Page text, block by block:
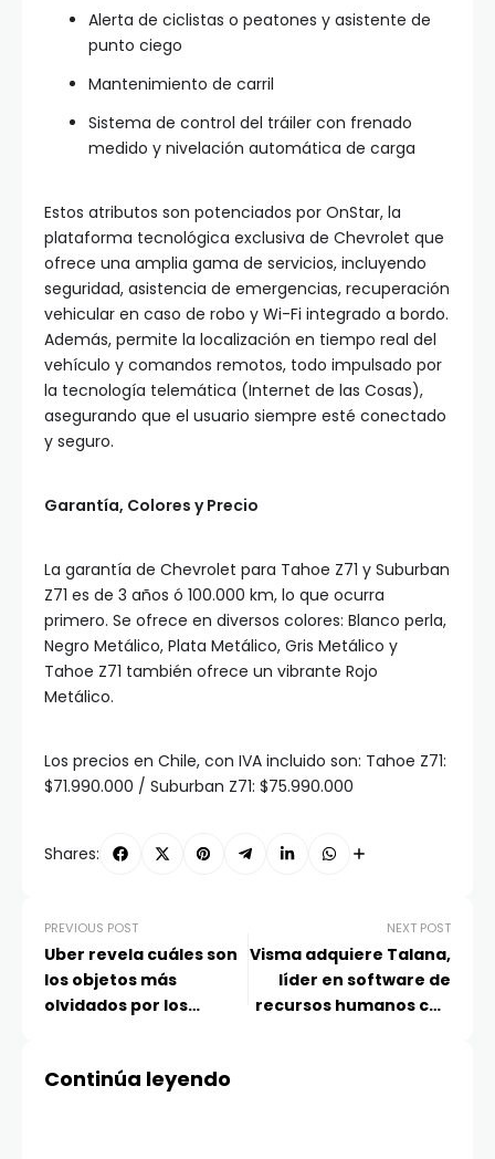
Alerta de ciclistas o peatones y asistente de
punto ciego
Mantenimiento de carril
Sistema de control del tráiler con frenado
medido y nivelación automática de carga
Estos atributos son potenciados por OnStar, la
plataforma tecnológica exclusiva de Chevrolet que
ofrece una amplia gama de servicios, incluyendo
seguridad, asistencia de emergencias, recuperación
vehicular en caso de robo y Wi-Fi integrado a bordo.
Además, permite la localización en tiempo real del
vehículo y comandos remotos, todo impulsado por
la tecnología telemática (Internet de las Cosas),
asegurando que el usuario siempre esté conectado
y seguro.
Garantía, Colores y Precio
La garantía de Chevrolet para Tahoe Z71 y Suburban
Z71 es de 3 años ó 100.000 km, lo que ocurra
primero. Se ofrece en diversos colores: Blanco perla,
Negro Metálico, Plata Metálico, Gris Metálico y
Tahoe Z71 también ofrece un vibrante Rojo
Metálico.
Los precios en Chile, con IVA incluido son: Tahoe Z71:
$71.990.000 / Suburban Z71: $75.990.000
Shares:
PREVIOUS POST
Uber revela cuáles son
los objetos más
olvidados por los
NEXT POST
Visma adquiere Talana,
líder en software de
recursos humanos con
Continúa leyendo